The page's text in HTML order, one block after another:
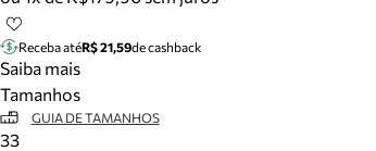
Receba atéR$ 21,59de cashback
Saiba mais
Tamanhos
GUIA DE TAMANHOS
33